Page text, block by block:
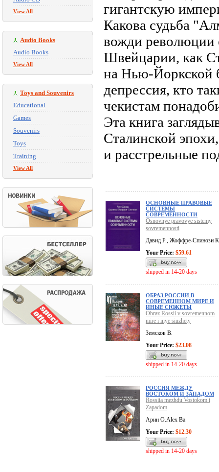
View All
Audio Books
Audio Books
View All
Toys and Souvenirs
Educational
Games
Souvenirs
Toys
Training
View All
гигантскую
Какова судьба
вожди революции
Швейцарии, как
на Нью-Йоркской
депрессия, кто
чекистам
Эта книга
Сталинской
и расстрельные
ОСНОВНЫЕ ПРАВОВЫЕ
СИСТЕМЫ
СОВРЕМЕННОСТИ
Osnovnye pravovye sistemy
sovremennosti
Давид Р., Жоффре-Спинози
Your Price: $59.61
shipped in 14-20 days
ОБРАЗ РОССИИ В
СОВРЕМЕННОМ МИРЕ И
ИНЫЕ СЮЖЕТЫ
Obraz Rossii v sovremennom
mire i inye siuzhety
Земсков В.
Your Price: $23.08
shipped in 14-20 days
РОССИЯ МЕЖДУ
ВОСТОКОМ И ЗАПАДОМ
Rossiia mezhdu Vostokom i
Zapadom
Арин О.Alex Ba
Your Price: $12.30
shipped in 14-20 days